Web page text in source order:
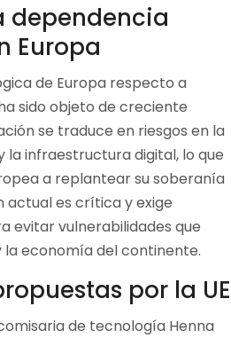
dependencia
Europa
de Europa respecto a
sido objeto de creciente
se traduce en riesgos en la
la infraestructura digital, lo que
a replantear su soberanía
actual es crítica y exige
evitar vulnerabilidades que
economía del continente.
por la UE
de tecnología Henna